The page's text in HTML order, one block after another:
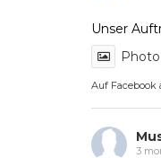
Unser
Photo
Auf Facebook
3